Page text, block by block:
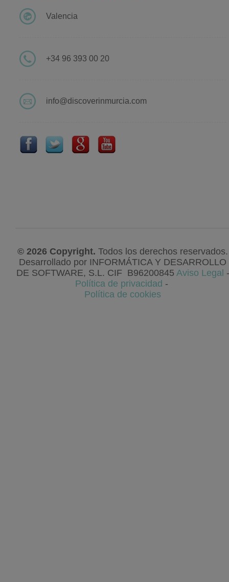
Valencia
+34 96 393 00 20
info@discoverinmurcia.com
© 2026 Copyright. Todos los derechos reservados.
Desarrollado por INFORMÁTICA Y DESARROLLO
DE SOFTWARE, S.L. CIF B96200845 Aviso Legal -
Política de privacidad -
Política de cookies